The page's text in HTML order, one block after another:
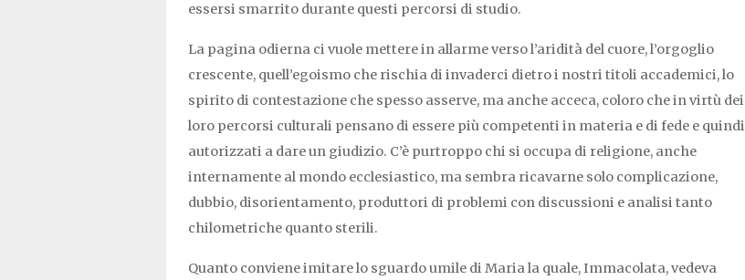
essersi smarrito durante questi percorsi di studio.
La pagina odierna ci vuole mettere in allarme verso l’aridità del cuore, l’orgoglio
crescente, quell’egoismo che rischia di invaderci dietro i nostri titoli accademici, lo
spirito di contestazione che spesso asserve, ma anche acceca, coloro che in virtù dei
loro percorsi culturali pensano di essere più competenti in materia e di fede e quindi
autorizzati a dare un giudizio. C’è purtroppo chi si occupa di religione, anche
internamente al mondo ecclesiastico, ma sembra ricavarne solo complicazione,
dubbio, disorientamento, produttori di problemi con discussioni e analisi tanto
chilometriche quanto sterili.
Quanto conviene imitare lo sguardo umile di Maria la quale, Immacolata, vedeva